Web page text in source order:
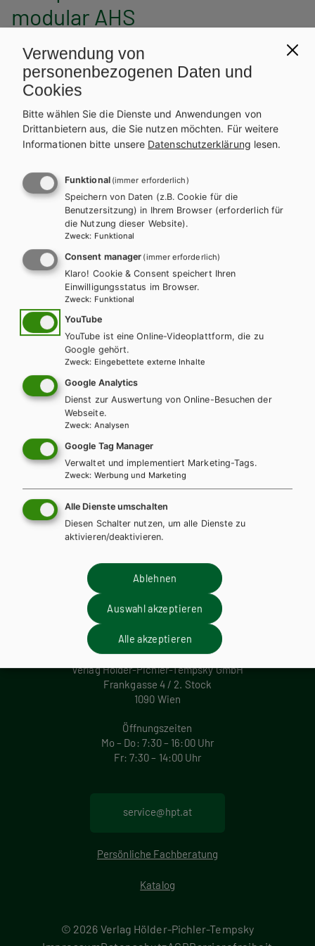
n
g
n
l
g
p
o
a
m
modular AHS
AHS-O
Kompetenz:Deutsch - modular.
Sprachbuch für allgemein bildende höhere
Schulen. Basisteil 5. Klasse
Basisteil + E-Book
Trainingsteil + E-Book
Lehrer/innenhandbuch
Lehrer/innen-DVD
Wir sind gerne für Sie da!
Verlag Hölder-Pichler-Tempsky GmbH
Frankgasse 4 / 2. Stock
1090 Wien
Öffnungszeiten
Mo – Do: 7:30 – 16:00 Uhr
Fr: 7:30 – 14:00 Uhr
service@hpt.at
Persönliche Fachberatung
Katalog
© 2026 Verlag Hölder-Pichler-Tempsky
Verwendung von
personenbezogenen Daten und
Cookies
Bitte wählen Sie die Dienste und Anwendungen von
Drittanbietern aus, die Sie nutzen möchten. Für weitere
Informationen bitte unsere Datenschutzerklärung lesen.
Funktional (immer erforderlich)
Speichern von Daten (z.B. Cookie für die
Benutzersitzung) in Ihrem Browser (erforderlich für
die Nutzung dieser Website).
Zweck: Funktional
Consent manager (immer erforderlich)
Klaro! Cookie & Consent speichert Ihren
Einwilligungsstatus im Browser.
Zweck: Funktional
YouTube
YouTube ist eine Online-Videoplattform, die zu
Google gehört.
Zweck: Eingebettete externe Inhalte
Google Analytics
Dienst zur Auswertung von Online-Besuchen der
Webseite.
Zweck: Analysen
Google Tag Manager
Verwaltet und implementiert Marketing-Tags.
Zweck: Werbung und Marketing
Alle Dienste umschalten
Diesen Schalter nutzen, um alle Dienste zu
aktivieren/deaktivieren.
Ablehnen
Auswahl akzeptieren
Alle akzeptieren